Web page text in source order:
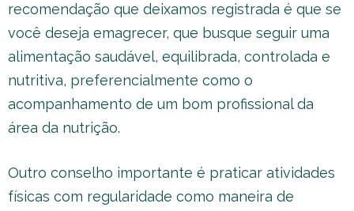
recomendação que deixamos registrada é que se
você deseja emagrecer, que busque seguir uma
alimentação saudável, equilibrada, controlada e
nutritiva, preferencialmente como o
acompanhamento de um bom profissional da
área da nutrição.
Outro conselho importante é praticar atividades
físicas com regularidade como maneira de